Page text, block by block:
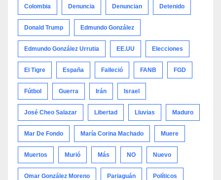
Colombia Denuncia Denuncian Detenido
Donald Trump Edmundo González
Edmundo González Urrutia EE.UU Elecciones
El Tigre España Falleció FANB FGD
Fútbol Guerra Irán Israel
José Cheo Salazar Libertad Lluvias Maduro
Mar De Fondo María Corina Machado Muere
Muertos Murió Más NO Nuevo
Omar González Moreno Pariaguán Políticos